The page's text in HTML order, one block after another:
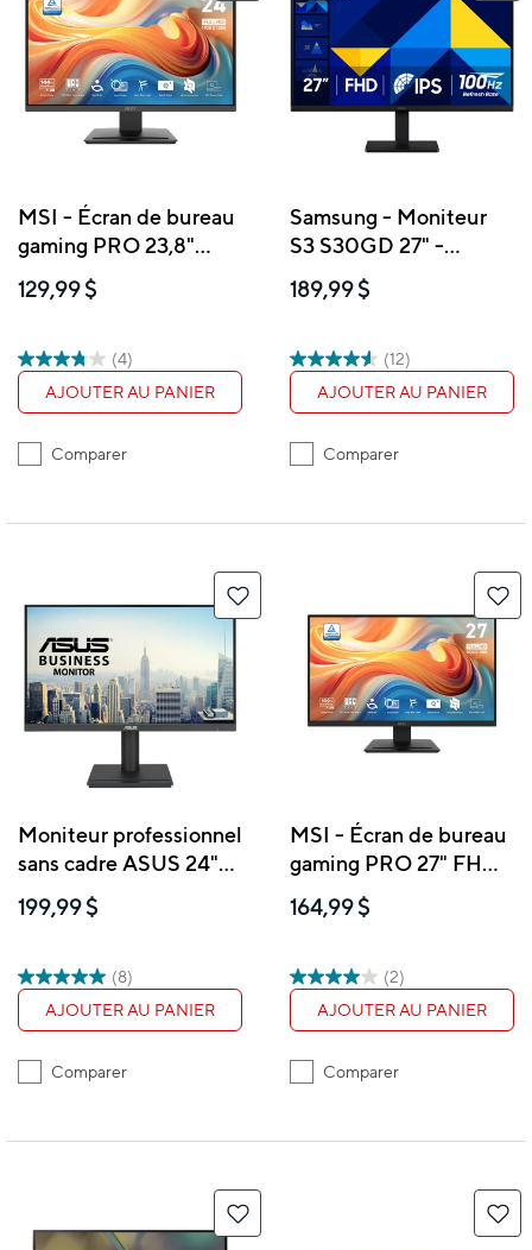
MSI - Écran de bureau
gaming PRO 23,8"
FHD IPS 144 Hz 4 ms
(GTG)
129,99 $
(4)
AJOUTER AU PANIER
Comparer
Samsung - Moniteur
S3 S30GD 27" -
LS27D300GANXZA
189,99 $
(12)
AJOUTER AU PANIER
Comparer
Moniteur professionnel
sans cadre ASUS 24"
FHD IPS - VA24DQFS
199,99 $
(8)
AJOUTER AU PANIER
Comparer
MSI - Écran de bureau
gaming PRO 27" FHD
IPS 144 Hz 4 ms (GTG)
164,99 $
(2)
AJOUTER AU PANIER
Comparer